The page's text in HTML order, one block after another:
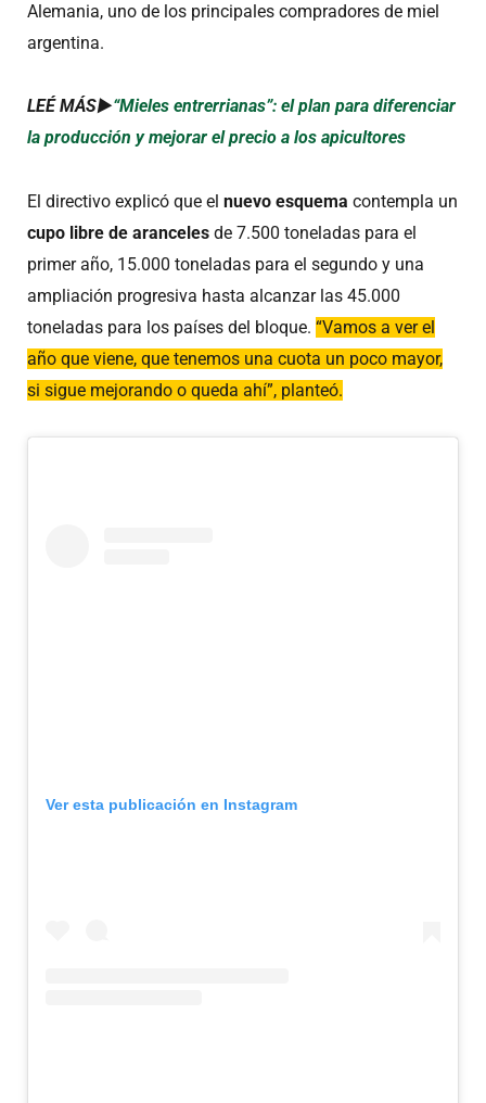
Alemania, uno de los principales compradores de miel
argentina.
LEÉ MÁS►“Mieles entrerrianas”: el plan para diferenciar
la producción y mejorar el precio a los apicultores
El directivo explicó que el nuevo esquema contempla un
cupo libre de aranceles de 7.500 toneladas para el
primer año, 15.000 toneladas para el segundo y una
ampliación progresiva hasta alcanzar las 45.000
toneladas para los países del bloque. “Vamos a ver el
año que viene, que tenemos una cuota un poco mayor,
si sigue mejorando o queda ahí”, planteó.
Ver esta publicación en Instagram